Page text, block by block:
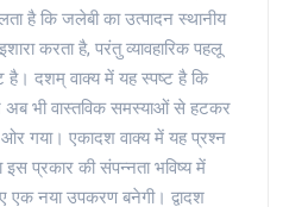
है कि जलेबी का उत्पादन स्थानीय
करता है, परंतु व्यावहारिक पहलू
है। दशम् वाक्य में यह स्पष्ट है कि
अब भी वास्तविक समस्याओं से हटकर
ओर गया। एकादश वाक्य में यह प्रश्न
इस प्रकार की संपन्नता भविष्य में
एक नया उपकरण बनेगी। द्वादश